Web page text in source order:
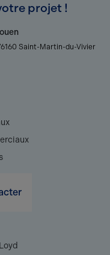
projet !
Saint-Martin-du-Vivier